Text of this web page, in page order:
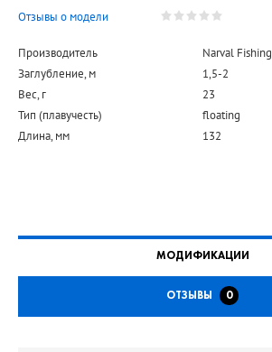
Отзывы о модели
Производитель
Narval Fishing
Заглубление, м
1,5-2
Вес, г
23
Тип (плавучесть)
floating
Длина, мм
132
МОДИФИКАЦИИ
ОТЗЫВЫ 0